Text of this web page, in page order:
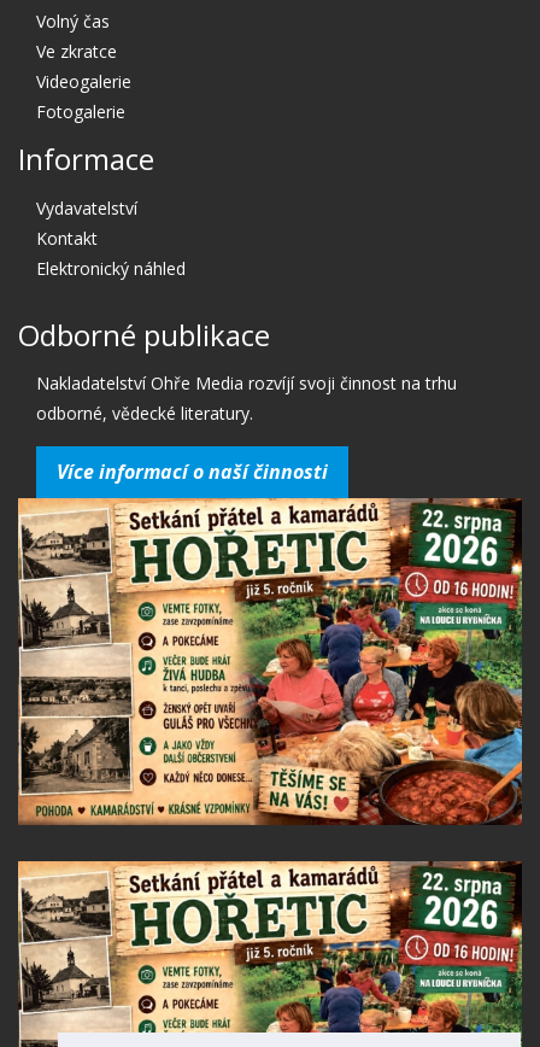
Volný čas
Ve zkratce
Videogalerie
Fotogalerie
Informace
Vydavatelství
Kontakt
Elektronický náhled
Odborné publikace
Nakladatelství Ohře Media rozvíjí svoji činnost na trhu
odborné, vědecké literatury.
Více informací o naší činnosti